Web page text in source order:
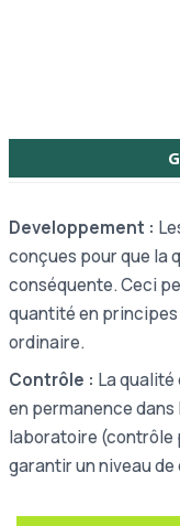
Developpement :
conçues pour que la
conséquente. Ceci
quantité en
ordinaire.
Contrôle : La
en permanence
laboratoire (contrôle
garantir un niveau